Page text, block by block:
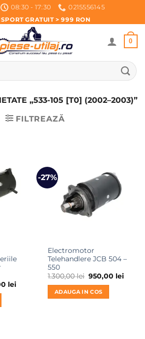
08:30 - 17:30
0215556145
GRATUIT > 999 RON
0
„533-105 [T0] (2002–2003)”
FILTREAZĂ
lei.
leiPrețul
-27%
Electromotor
Telehandlere JCB 504 –
550
1.300,00lei Prețul
inițial
a
fost:
1.300,00 lei.
950,00 leiPrețul
ADAUGA IN COS